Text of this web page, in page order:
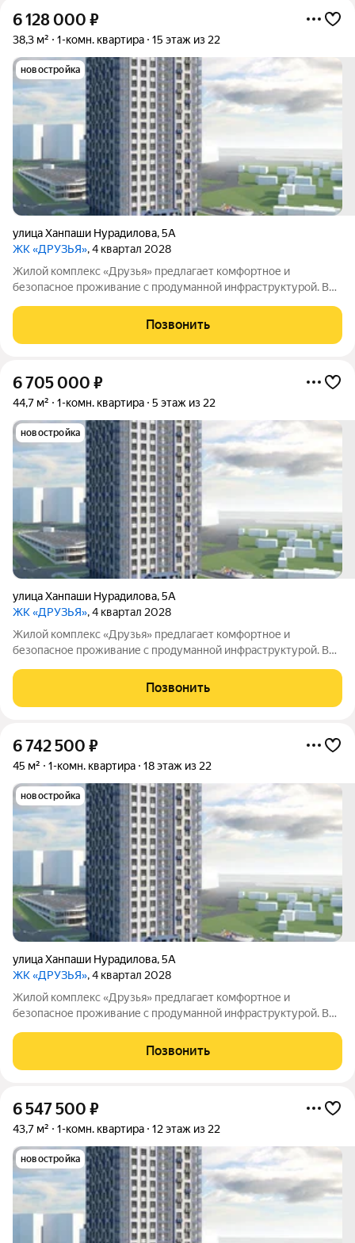
6 128 000 ₽
38,3 м² 1-комн. квартира 15 этаж из 22
новостройка
улица Ханпаши Нурадилова,5А
ЖК «ДРУЗЬЯ», 4 квартал 2028
Жилой комплекс «Друзья» предлагает комфортное и
безопасное проживание с продуманной инфраструктурой. Во
проложены велосипедные дорожки, оборудованы детские и
спортивные площадки. В самом
Позвонить
6 705 000 ₽
44,7 м² 1-комн. квартира 5 этаж из 22
новостройка
улица Ханпаши Нурадилова,5А
ЖК «ДРУЗЬЯ», 4 квартал 2028
Жилой комплекс «Друзья» предлагает комфортное и
безопасное проживание с продуманной инфраструктурой. Во
проложены велосипедные дорожки, обустроены детские и
спортивные площадки. Сам дом оснащён
Позвонить
6 742 500 ₽
45 м² 1-комн. квартира 18 этаж из 22
новостройка
улица Ханпаши Нурадилова,5А
ЖК «ДРУЗЬЯ», 4 квартал 2028
Жилой комплекс «Друзья» предлагает комфортное и
безопасное проживание с продуманной инфраструктурой. Во
есть детские и спортивные площадки, а также велосипедные
дорожки. Сам дом оснащён
Позвонить
6 547 500 ₽
43,7 м² 1-комн. квартира 12 этаж из 22
новостройка